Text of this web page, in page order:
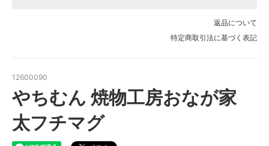
返品について
特定商取引法に基づく表記
12600090
やちむん 焼物工房おなが家
太フチマグ